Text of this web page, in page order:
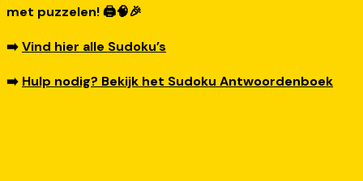
met puzzelen! 🖨️🧠🎉
➡️Vind hier alle Sudoku’s
➡️ Hulp nodig? Bekijk het Sudoku Antwoordenboek